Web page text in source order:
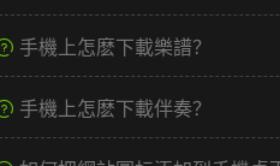
手機上怎麽下載樂譜？
手機上怎麽下載伴奏？